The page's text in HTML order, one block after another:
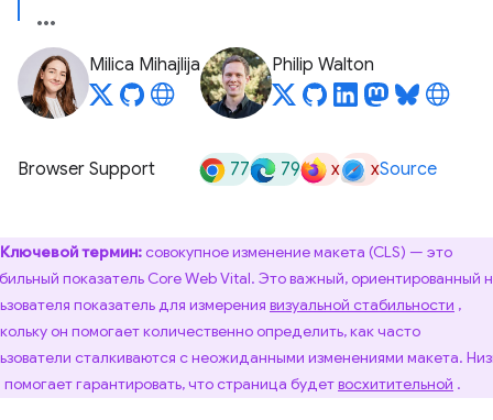
Milica Mihajlija Philip Walton
Browser Support 77 79 x xSource
Ключевой термин:совокупное изменение макета (CLS) — это
показатель Core Web Vital. Это важный, ориентированный
показатель для измерения визуальной стабильности ,
он помогает количественно определить, как часто
сталкиваются с неожиданными изменениями макета.
помогает гарантировать, что страница будетвосхитительной .